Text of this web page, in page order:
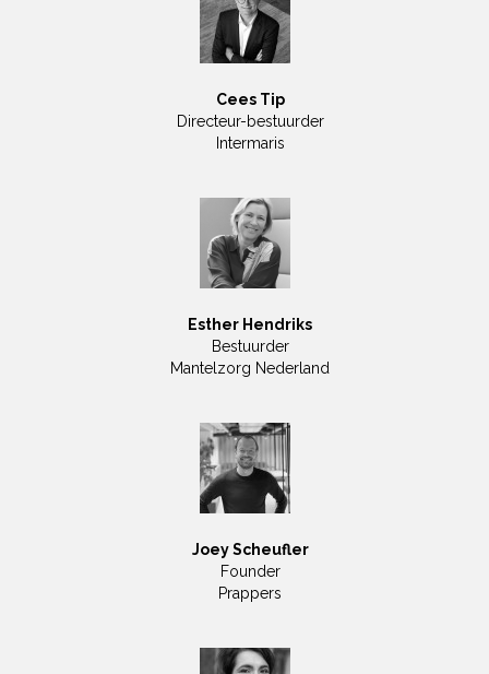
Cees Tip
Directeur-bestuurder
Intermaris
Esther Hendriks
Bestuurder
Mantelzorg Nederland
Joey Scheufler
Founder
Prappers